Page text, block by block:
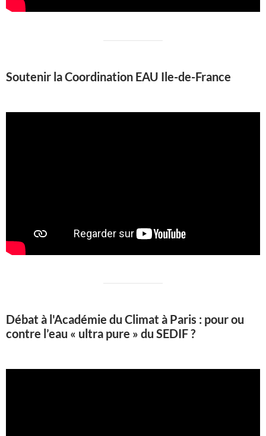
Soutenir la Coordination EAU Ile-de-France
Débat à l'Académie du Climat à Paris : pour ou
contre l’eau « ultra pure » du SEDIF ?